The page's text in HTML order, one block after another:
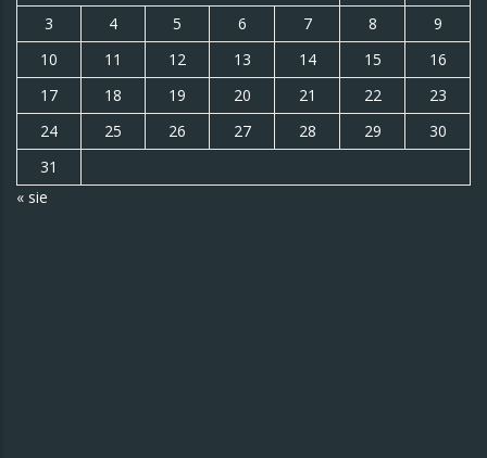
3
4 5 6 7 8
9
10
11 12 13 14 15
16
17
18 19 20 21 22
23
24
25 26 27 28 29
30
31
« sie